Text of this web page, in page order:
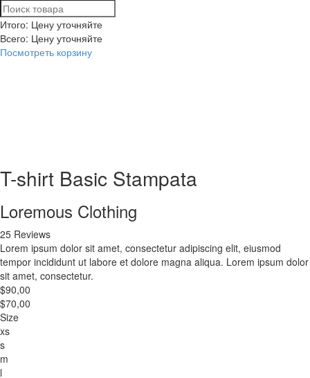
Итого: Цену уточняйте
Всего: Цену уточняйте
Посмотреть корзину
T-shirt Basic Stampata
Loremous Clothing
25 Reviews
Lorem ipsum dolor sit amet, consectetur adipiscing elit, eiusmod
tempor incididunt ut labore et dolore magna aliqua. Lorem ipsum dolor
sit amet, consectetur.
$90,00
$70,00
Size
xs
s
m
l